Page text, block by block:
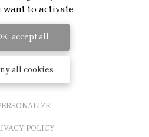
want to activate
accept all
all cookies
POLICY